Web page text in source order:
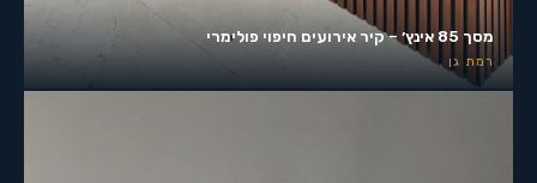
מסך 85 אינץ׳ – קיר אירועים חיפוי פולימרי
רמת גן